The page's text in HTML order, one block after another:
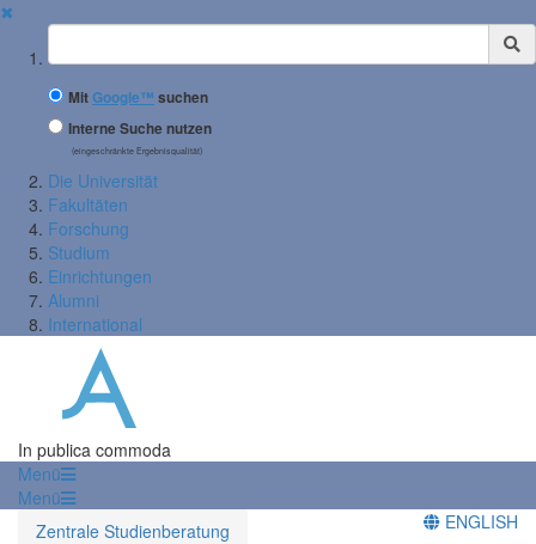
✖
Suchbegriff
MitGoogle™ suchen
Interne Suche nutzen
(eingeschränkte Ergebnisqualität)
Die Universität
Fakultäten
Forschung
Studium
Einrichtungen
Alumni
International
In publica commoda
Menü
Menü
Zentrale Studienberatung
ENGLISH